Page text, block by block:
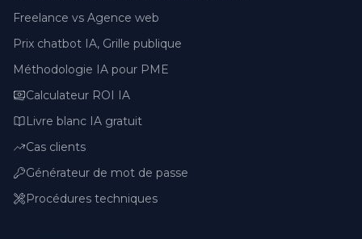
Freelance vs Agence web
Prix chatbot IA, Grille publique
Méthodologie IA pour PME
Calculateur ROI IA
Livre blanc IA gratuit
Cas clients
Générateur de mot de passe
Procédures techniques